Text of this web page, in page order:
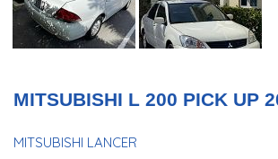
MITSUBISHI L 200 PICK UP
MITSUBISHI LANCER